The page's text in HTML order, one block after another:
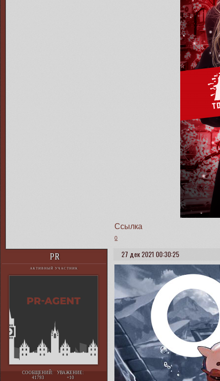
Ссылка
0
27 дек 2021 00:30:25
PR
АКТИВНЫЙ УЧАСТНИК
СООБЩЕНИЙ:
41793
УВАЖЕНИЕ:
+10